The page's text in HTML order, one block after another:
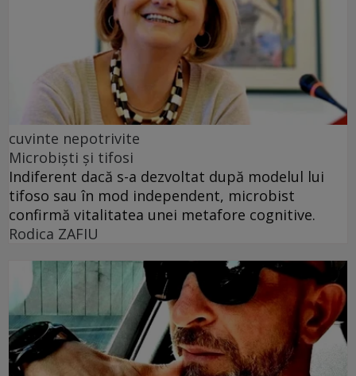
cuvinte nepotrivite
Microbiști și tifosi
Indiferent dacă s-a dezvoltat după modelul lui
tifoso sau în mod independent, microbist
confirmă vitalitatea unei metafore cognitive.
Rodica ZAFIU